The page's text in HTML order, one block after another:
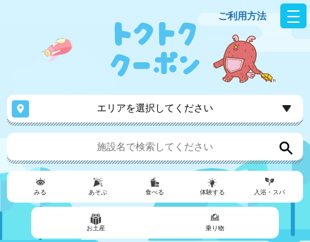
ご利用方法
エリアを選択してください
みる あそぶ 食べる 体験する 入浴・スパ
お土産 乗り物